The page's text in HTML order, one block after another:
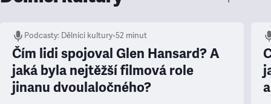
Podcasty: Dělníci kultury•52 minut
Čím lidi spojoval Glen Hansard? A
jaká byla nejtěžší filmová role
jinanu dvoulaločného?